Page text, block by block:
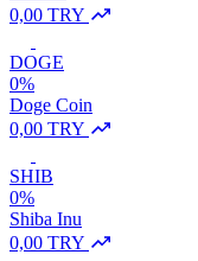
0,00 TRY
DOGE
0%
Doge Coin
0,00 TRY
SHIB
0%
Shiba Inu
0,00 TRY